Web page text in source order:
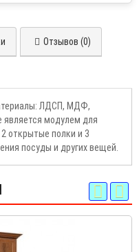
Отзывов (0)
ЛДСП, МДФ,
является модулем для
открытые полки и 3
посуды и других вещей.